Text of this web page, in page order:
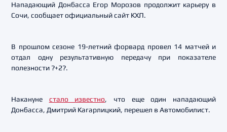
Нападающий Донбасса Егор Морозов продолжит карьеру в
Сочи, сообщает официальный сайт КХЛ.
В прошлом сезоне 19-летний форвард провел 14 матчей и
отдал одну результативную передачу при показателе
полезности ?+2?.
Накануне стало известно, что еще один нападающий
Донбасса, Дмитрий Кагарлицкий, перешел в Автомобилист.